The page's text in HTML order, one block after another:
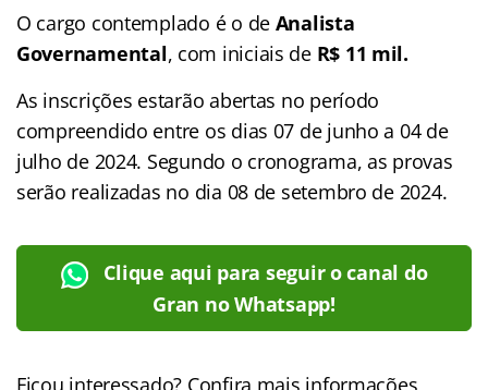
O cargo contemplado é o deAnalista
Governamental, com iniciais de R$ 11 mil.
As inscrições estarão abertas no período
compreendido entre os dias 07 de junho a 04 de
julho de 2024. Segundo o cronograma, as provas
serão realizadas no dia 08 de setembro de 2024.
Clique aqui para seguir o canal do
Gran no Whatsapp!
Ficou interessado? Confira mais informações